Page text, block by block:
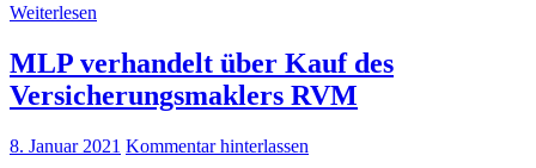
Weiterlesen
MLP verhandelt über Kauf des
Versicherungsmaklers RVM
8. Januar 2021 Kommentar hinterlassen